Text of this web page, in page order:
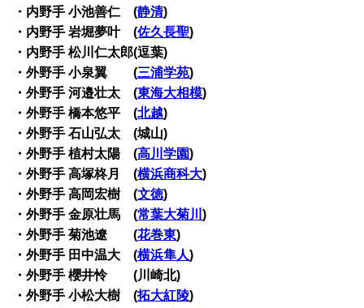
・内野手 小池善仁 (静清)
・内野手 岩堀夢叶 (佐久長聖)
・内野手 松川仁太郎(逗葉)
・外野手 小泉翼 (三浦学苑)
・外野手 河邉壮太 (東海大相模)
・外野手 橋本悠平 (北越)
・外野手 石山弘太 (城山)
・外野手 植村太陽 (高川学園)
・外野手 高塚柊月 (横浜商科大)
・外野手 高岡宏樹 (文徳)
・外野手 金原壮馬 (常葉大菊川)
・外野手 菊池遼 (花巻東)
・外野手 田中温大 (横浜隼人)
・外野手 櫻井怜 (川崎北)
・外野手 小松大樹 (拓大紅陵)